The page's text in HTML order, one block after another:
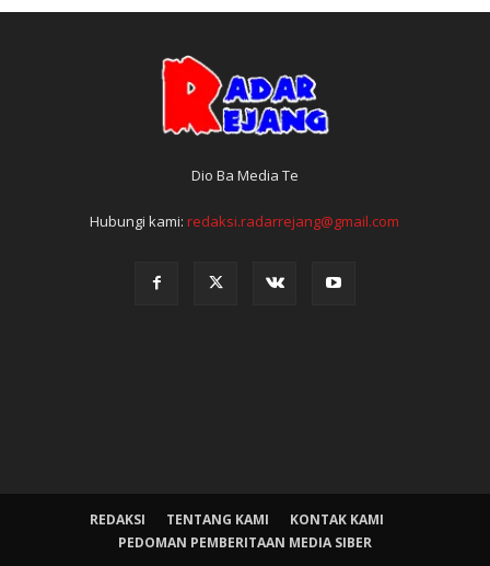
Dio Ba Media Te
Hubungi kami:redaksi.radarrejang@gmail.com
REDAKSI TENTANG KAMI
KONTAK KAMI
PEDOMAN PEMBERITAAN MEDIA SIBER